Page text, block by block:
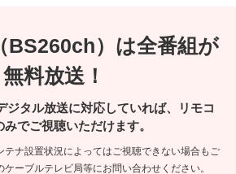
BS260ch）は全番組が
無料放送！
ジタル放送に対応していれば、リモコ
みでご視聴いただけます。
ナ設置状況によってはご視聴できない場合もご
ーブルテレビ局等にお問い合わせください。